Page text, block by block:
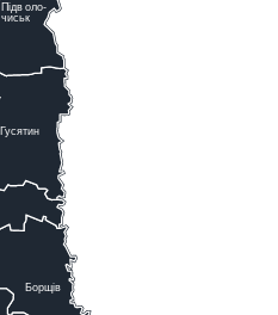
Борщів
Гусятин
Підволо-
чиськ